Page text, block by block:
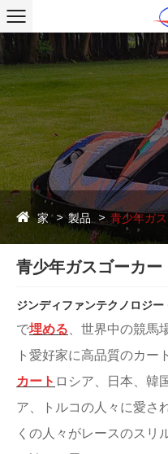
家 製品 青少年ガ
青少年ガスゴーカー
ジンディファンテクノロジ
で埋める 、世界中の競
ト愛好家に高品質のカー
カート ロシア、日本、韓
ア、トルコの人々に愛さ
くの人々がレースのスリ